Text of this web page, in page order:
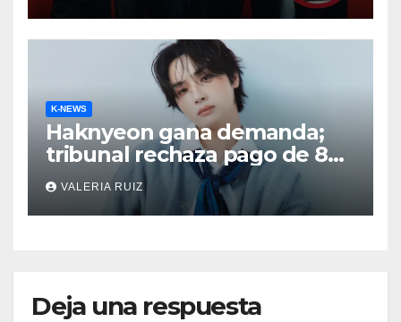
K-NEWS
Haknyeon gana demanda;
tribunal rechaza pago de 8
mil millones de wones
VALERIA RUIZ
Deja una respuesta